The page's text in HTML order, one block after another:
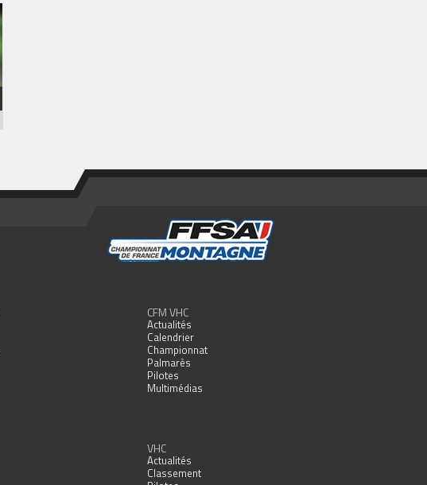
CFM VHC
Actualités
Calendrier
Championnat
Palmarès
Pilotes
Multimédias
VHC
Actualités
Classement